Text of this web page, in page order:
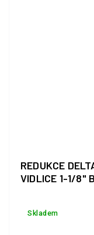
REDUKCE
VIDLICE 1-1/8"
Skladem